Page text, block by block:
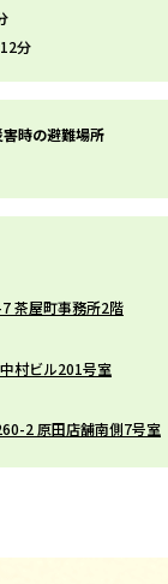
分
時の避難場所
茶屋町事務所2階
村ビル201号室
2 原田店舗南側7号室